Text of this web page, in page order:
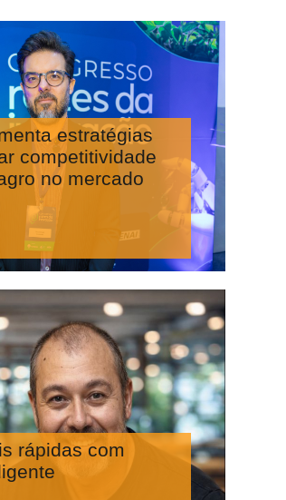
estratégias
competitividade
no mercado
rápidas com